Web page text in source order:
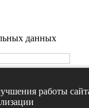
работы
данных